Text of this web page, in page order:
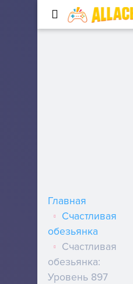
Главная
Счастливая
обезьянка
Счастливая
обезьянка:
Уровень 897